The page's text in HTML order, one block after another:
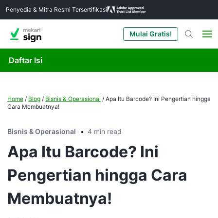
Penyedia & Mitra Resmi Tersertifikasi
Mulai Gratis!
Daftar Isi
Home / Blog / Bisnis & Operasional / Apa Itu Barcode? Ini Pengertian hingga
Cara Membuatnya!
Bisnis & Operasional 4 min read
Apa Itu Barcode? Ini
Pengertian hingga Cara
Membuatnya!